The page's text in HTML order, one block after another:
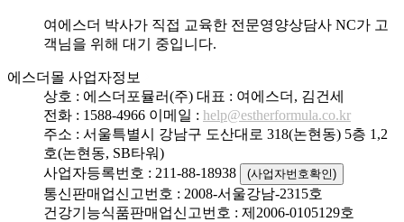
여에스더 박사가 직접 교육한 전문영양상담사 NC가 고
객님을 위해 대기 중입니다.
에스더몰 사업자정보
상호 : 에스더포뮬러(주) 대표 : 여에스더, 김건세
전화 : 1588-4966 이메일 : help@estherformula.co.kr
주소 : 서울특별시 강남구 도산대로 318(논현동) 5층 1,2
호(논현동, SB타워)
사업자등록번호 : 211-88-18938
(사업자번호확인)
통신판매업신고번호 : 2008-서울강남-2315호
건강기능식품판매업신고번호 : 제2006-0105129호